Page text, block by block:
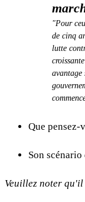
"Pour
de cinq
lutte
avantage
Que pensez-
Son
Veuillez noter